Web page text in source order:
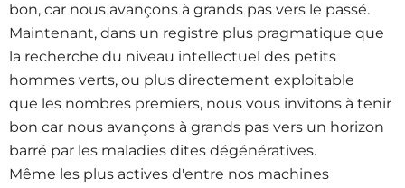
bon, car nous avançons à grands pas vers le passé.
Maintenant, dans un registre plus pragmatique que
la recherche du niveau intellectuel des petits
hommes verts, ou plus directement exploitable
que les nombres premiers, nous vous invitons à tenir
bon car nous avançons à grands pas vers un horizon
barré par les maladies dites dégénératives.
Même les plus actives d'entre nos machines